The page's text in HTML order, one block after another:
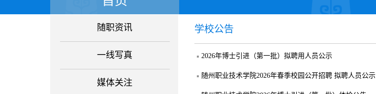
随职资讯
一线写真
媒体关注
学校公告
2026年博士引进（第一批）拟聘用人员公示
随州职业技术学院2026年春季校园公开招聘 拟聘人员公示